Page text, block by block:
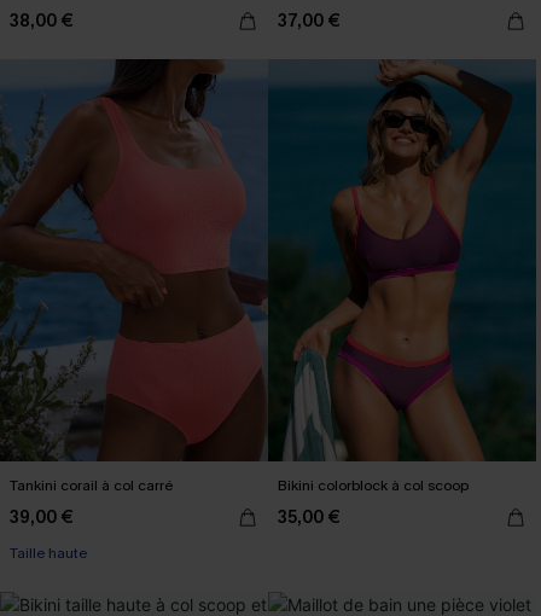
38,00 € 37,00 €
Tankini corail à col carré
39,00 €
Taille haute
Bikini colorblock à col scoop
35,00 €